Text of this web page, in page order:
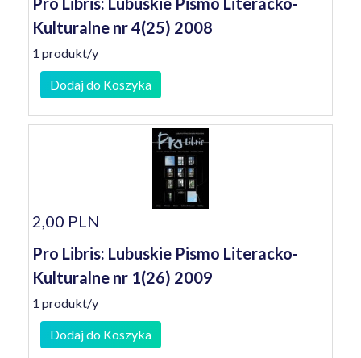
Kulturalne nr 4(25) 2008
1 produkt/y
Dodaj do Koszyka
2,00 PLN
Pro Libris: Lubuskie Pismo Literacko-
Kulturalne nr 1(26) 2009
1 produkt/y
Dodaj do Koszyka